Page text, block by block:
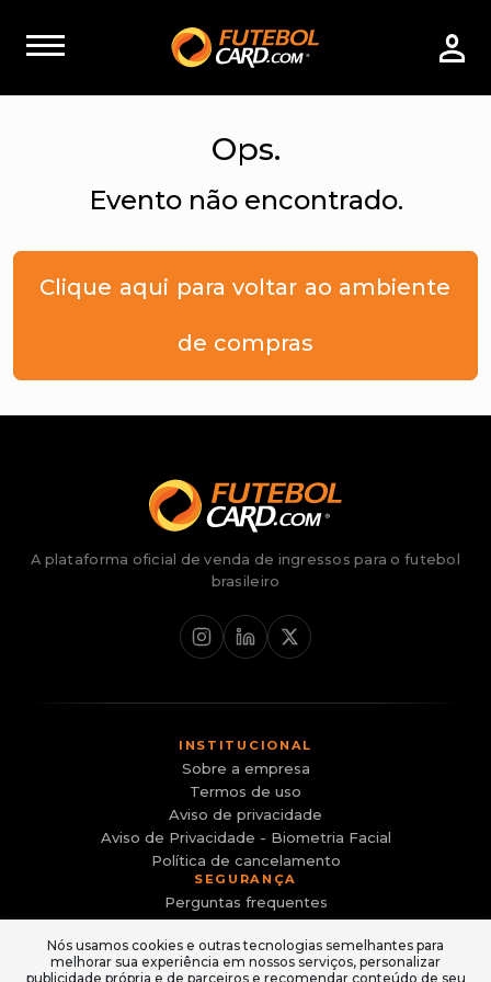
Ops.
Evento não encontrado.
Clique aqui para voltar ao ambiente
de compras
A plataforma oficial de venda de ingressos para o futebol
brasileiro
INSTITUCIONAL
Sobre a empresa
Termos de uso
Aviso de privacidade
Aviso de Privacidade - Biometria Facial
Política de cancelamento
SEGURANÇA
Perguntas frequentes
Canal de Denúncias
Evite sites falsos e golpes
ACESSO
Nós usamos cookies e outras tecnologias semelhantes para
melhorar sua experiência em nossos serviços, personalizar
publicidade própria e de parceiros e recomendar conteúdo de seu